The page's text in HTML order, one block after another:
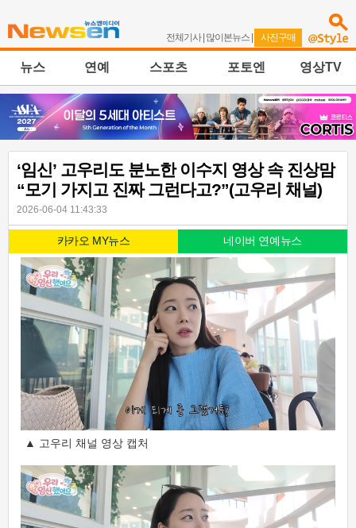
전체기사| 많이본뉴스 | 사진구매
뉴스 연예 스포츠 포토엔 영상TV
‘임신’ 고우리도 분노한 이수지 영상 속 진상맘
“모기 가지고 진짜 그런다고?”(고우리 채널)
2026-06-04 11:43:33
카카오 MY뉴스 네이버 연예뉴스
▲ 고우리 채널 영상 캡처